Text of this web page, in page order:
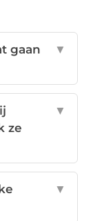
gaan
▼
ze
▼
▼